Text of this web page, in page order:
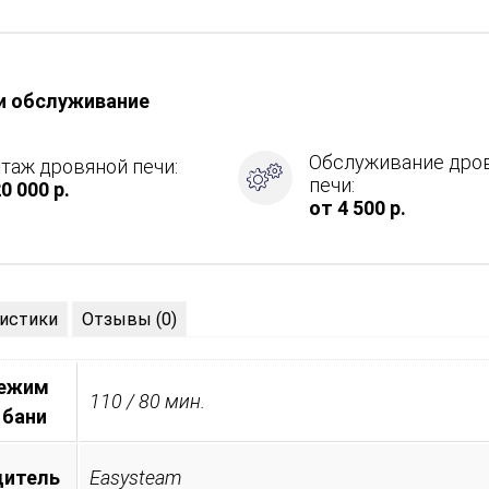
обслуживание
дровяной печи:
000 р.
Обслуживание
печи:
от 4 500 р.
Отзывы (0)
110 / 80 мин.
Easysteam